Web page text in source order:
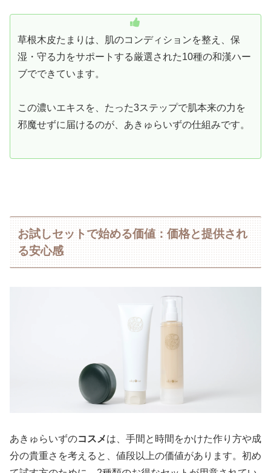
草根木皮たまりは、肌のコンディションを整え、保
湿・守る力をサポートする厳選された10種の和漢ハー
ブでできています。
この濃いエキスを、たった3ステップで肌本来の力を
邪魔せずに届けるのが、あきゅらいずの仕組みです。
お試しセットで始める価値：価格と提供され
る安心感
あきゅらいずのコスメは、手間と時間をかけた作り方や成
分の貴重さを考えると、値段以上の価値があります。初め